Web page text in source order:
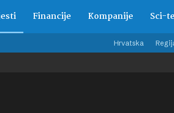
Financije Kompanije Sci-
Hrvatska